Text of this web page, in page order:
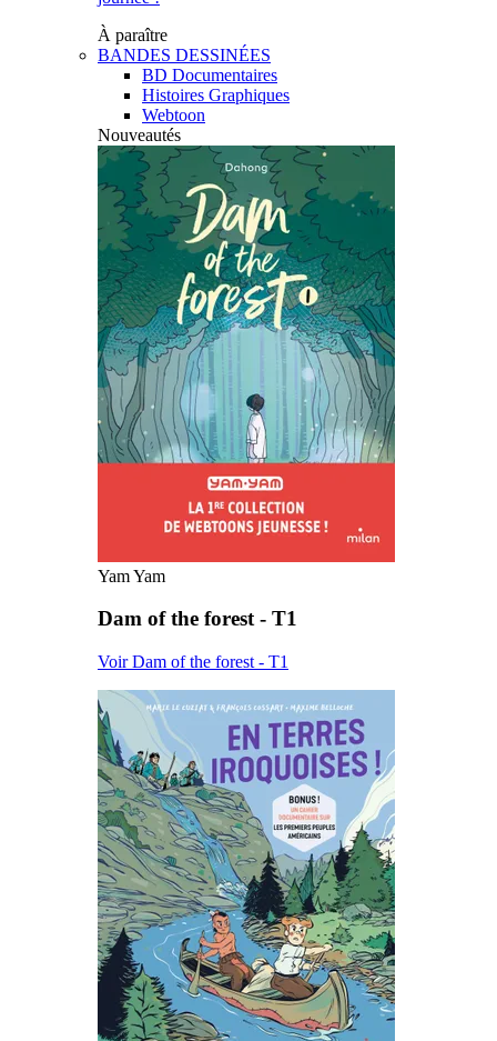
À paraître
BANDES DESSINÉES
BD Documentaires
Histoires Graphiques
Webtoon
Nouveautés
Yam Yam
Dam of the forest - T1
Voir Dam of the forest - T1